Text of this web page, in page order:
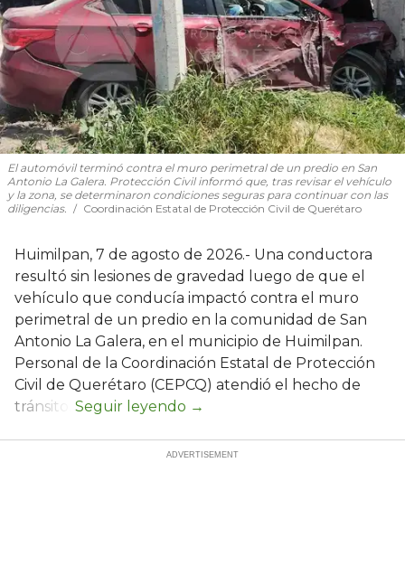
El automóvil terminó contra el muro perimetral de un predio en San
Antonio La Galera. Protección Civil informó que, tras revisar el vehículo
y la zona, se determinaron condiciones seguras para continuar con las
diligencias.
Coordinación Estatal de Protección Civil de Querétaro
Huimilpan, 7 de agosto de 2026.- Una conductora
resultó sin lesiones de gravedad luego de que el
vehículo que conducía impactó contra el muro
perimetral de un predio en la comunidad de San
Antonio La Galera, en el municipio de Huimilpan.
Personal de la Coordinación Estatal de Protección
Civil de Querétaro (CEPCQ) atendió el hecho de
tránsito.